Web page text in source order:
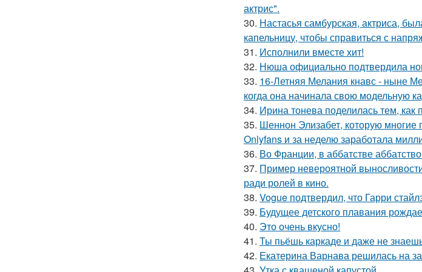
актрис".
30. Настасья самбурская, актриса,
капельницу, чтобы справиться с
31. Исполнили вместе хит!
32. Нюша официально подтвердила
33. 16-Летняя Мелания кнавс - ныне
когда она начинала свою модельную
34. Ирина тонева поделилась тем, как
35. Шеннон Элизабет, которую многие
Onlyfans и за неделю заработала
36. Во Франции, в аббатстве
37. Пример невероятной
ради ролей в кино.
38. Vogue подтвердил, что Гарри
39. Будущее детского плавания
40. Это очень вкусно!
41. Ты пьёшь каркаде и даже не
42. Екатерина Варнава решилась на